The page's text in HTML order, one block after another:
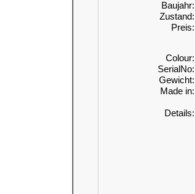
Baujahr:
Zustand:
Preis:
Colour:
SerialNo:
Gewicht:
Made in:
Details: